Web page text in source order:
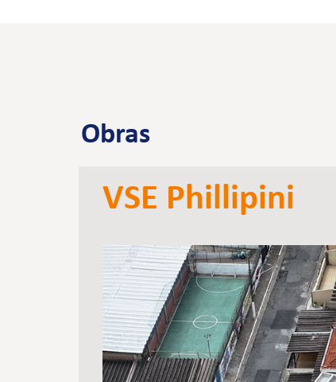
Obras
VSE Phillipini